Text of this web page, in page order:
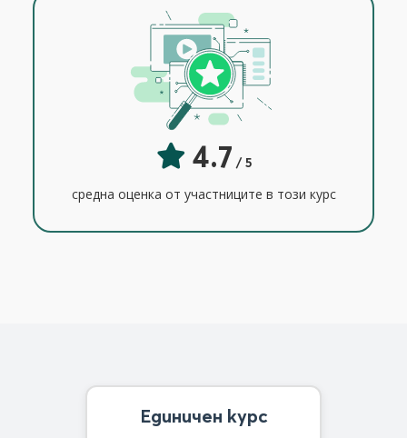
4.7 / 5
средна оценка от участниците в този курс
Единичен курс